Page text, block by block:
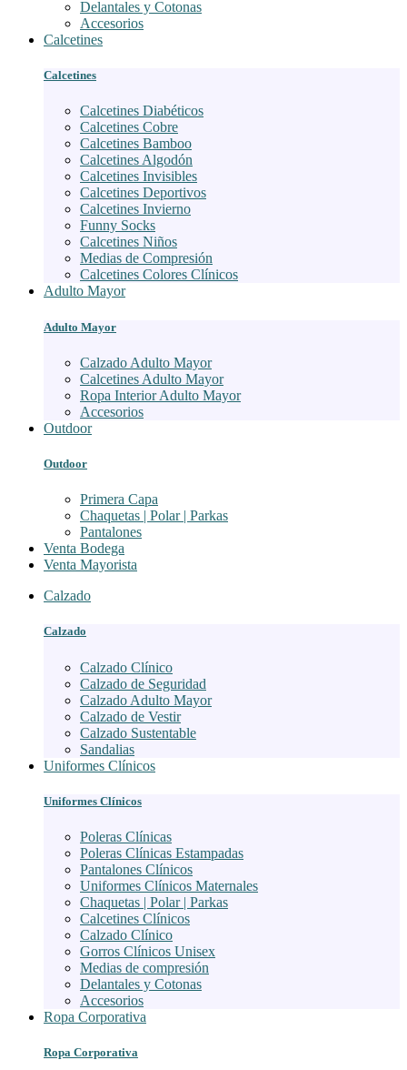
Delantales y Cotonas
Accesorios
Calcetines
Calcetines
Calcetines Diabéticos
Calcetines Cobre
Calcetines Bamboo
Calcetines Algodón
Calcetines Invisibles
Calcetines Deportivos
Calcetines Invierno
Funny Socks
Calcetines Niños
Medias de Compresión
Calcetines Colores Clínicos
Adulto Mayor
Adulto Mayor
Calzado Adulto Mayor
Calcetines Adulto Mayor
Ropa Interior Adulto Mayor
Accesorios
Outdoor
Outdoor
Primera Capa
Chaquetas | Polar | Parkas
Pantalones
Venta Bodega
Venta Mayorista
Calzado
Calzado
Calzado Clínico
Calzado de Seguridad
Calzado Adulto Mayor
Calzado de Vestir
Calzado Sustentable
Sandalias
Uniformes Clínicos
Uniformes Clínicos
Poleras Clínicas
Poleras Clínicas Estampadas
Pantalones Clínicos
Uniformes Clínicos Maternales
Chaquetas | Polar | Parkas
Calcetines Clínicos
Calzado Clínico
Gorros Clínicos Unisex
Medias de compresión
Delantales y Cotonas
Accesorios
Ropa Corporativa
Ropa Corporativa